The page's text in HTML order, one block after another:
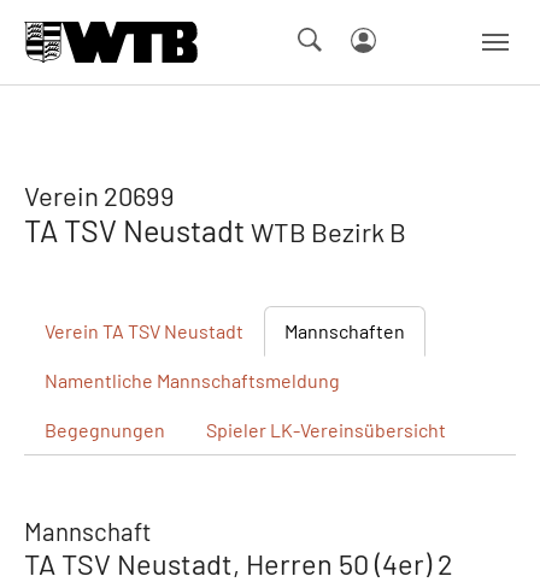
Verein 20699
TA TSV Neustadt WTB Bezirk B
Verein TA TSV Neustadt Mannschaften
Namentliche Mannschaftsmeldung
Begegnungen Spieler LK-Vereinsübersicht
Mannschaft
TA TSV Neustadt, Herren 50 (4er) 2